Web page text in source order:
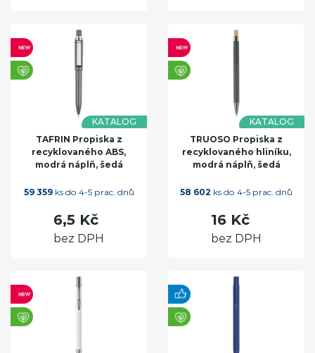
KATALOG
TAFRIN Propiska z
recyklovaného ABS,
modrá náplň, šedá
59 359ks do 4-5 prac. dnů
6,5 Kč
bez DPH
KATALOG
TRUOSO Propiska z
recyklovaného hliníku,
modrá náplň, šedá
58 602 ks do 4-5 prac. dnů
16 Kč
bez DPH